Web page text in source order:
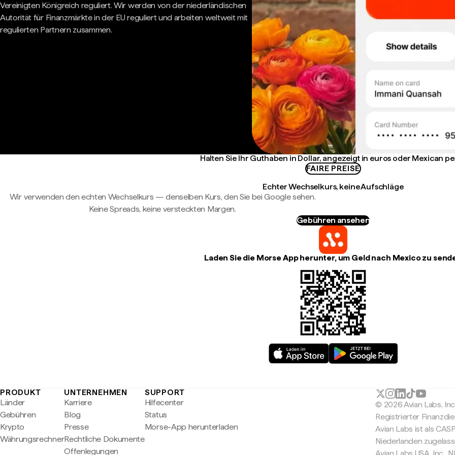
Vereinigten Königreich reguliert. Wir werden von der niederländischen
Autorität für Finanzmärkte in der EU reguliert und arbeiten weltweit mit
regulierten Partnern zusammen.
Halten Sie Ihr Guthaben in Dollar, angezeigt in euros oder Mexican
FAIRE PREISE
Echter Wechselkurs, keine Aufschläge
Wir verwenden den echten Wechselkurs — denselben Kurs, den Sie bei Google sehen.
Keine Spreads, keine versteckten Margen.
Gebühren ansehen
Laden Sie die Morse App herunter, um Geld nach Mexico zu
PRODUKT
Länder
Gebühren
Krypto
Währungsrechner
UNTERNEHMEN
Karriere
Blog
Presse
Rechtliche Dokumente
Offenlegungen
SUPPORT
Hilfecenter
Status
Morse-App herunterladen
© 2026 Avian Labs, Inc
Registrierter
Avian Labs ist als
Niederlanden